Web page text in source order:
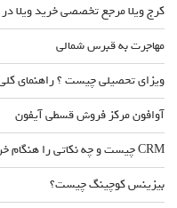
کرج ویلا مرجع تخصصی خرید ویلا
مهاجرت به قبرس شمالی
ویزای تحصیلی چیست ؟ راهنمای
آوافون مرکز فروش قسطی آیفون
CRM چیست و چه نکاتی را هنگام خرید CRM باید رعایت کرد؟
بیزینس کوچینگ چیست؟